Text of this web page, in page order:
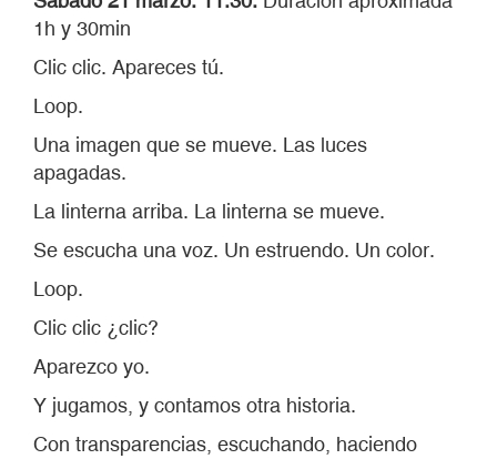
1h y 30min
Clic clic. Apareces tú.
Loop.
Una imagen que se mueve. Las luces
apagadas.
La linterna arriba. La linterna se mueve.
Se escucha una voz. Un estruendo. Un color.
Loop.
Clic clic ¿clic?
Aparezco yo.
Y jugamos, y contamos otra historia.
Con transparencias, escuchando, haciendo